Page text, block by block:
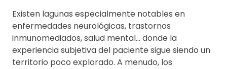
Existen lagunas especialmente notables en
enfermedades neurológicas, trastornos
inmunomediados, salud mental… donde la
experiencia subjetiva del paciente sigue siendo un
territorio poco explorado. A menudo, los